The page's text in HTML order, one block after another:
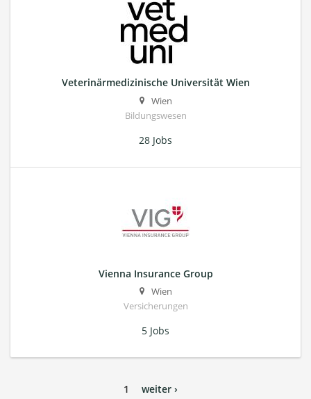
Veterinärmedizinische Universität Wien
Wien
Bildungswesen
28 Jobs
Vienna Insurance Group
Wien
Versicherungen
5 Jobs
1 weiter ›